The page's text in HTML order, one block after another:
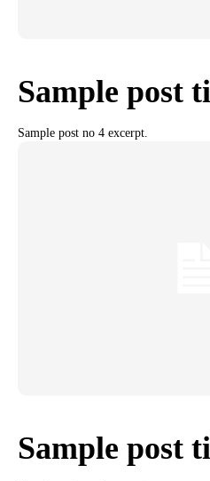
Sample post
Sample post no 4 excerpt.
Sample post